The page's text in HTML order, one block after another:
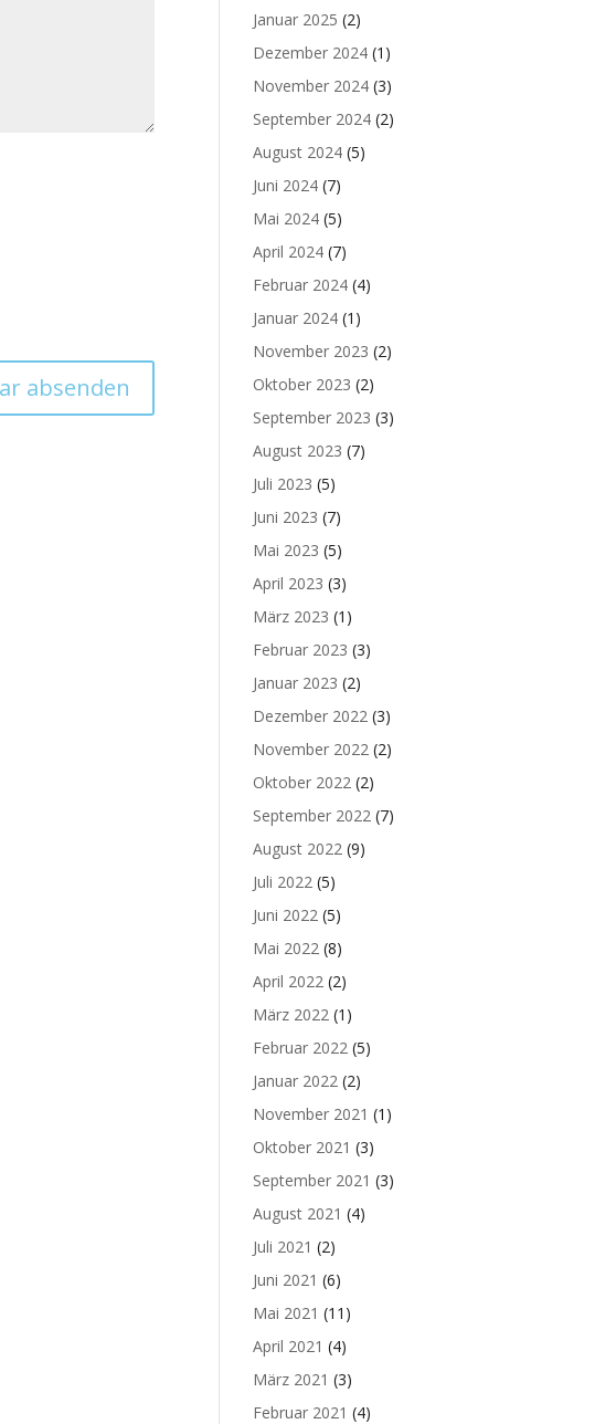
Januar 2025 (2)
Dezember 2024 (1)
November 2024 (3)
September 2024 (2)
August 2024 (5)
Juni 2024 (7)
Mai 2024 (5)
April 2024 (7)
Februar 2024 (4)
Januar 2024 (1)
November 2023 (2)
Oktober 2023 (2)
September 2023 (3)
August 2023 (7)
Juli 2023 (5)
Juni 2023 (7)
Mai 2023 (5)
April 2023 (3)
März 2023 (1)
Februar 2023 (3)
Januar 2023 (2)
Dezember 2022 (3)
November 2022 (2)
Oktober 2022 (2)
September 2022 (7)
August 2022 (9)
Juli 2022 (5)
Juni 2022 (5)
Mai 2022 (8)
April 2022 (2)
März 2022 (1)
Februar 2022 (5)
Januar 2022 (2)
November 2021 (1)
Oktober 2021 (3)
September 2021 (3)
August 2021 (4)
Juli 2021 (2)
Juni 2021 (6)
Mai 2021 (11)
April 2021 (4)
März 2021 (3)
Februar 2021 (4)